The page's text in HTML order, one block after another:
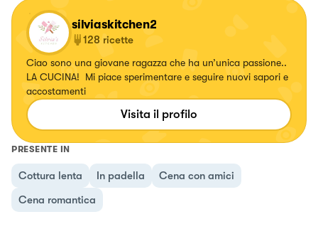
silviaskitchen2
128 ricette
Ciao sono una giovane ragazza che ha un’unica passione..
LA CUCINA! Mi piace sperimentare e seguire nuovi sapori e
accostamenti
Visita il profilo
PRESENTE IN
Cottura lenta In padella
Cena con amici
Cena romantica